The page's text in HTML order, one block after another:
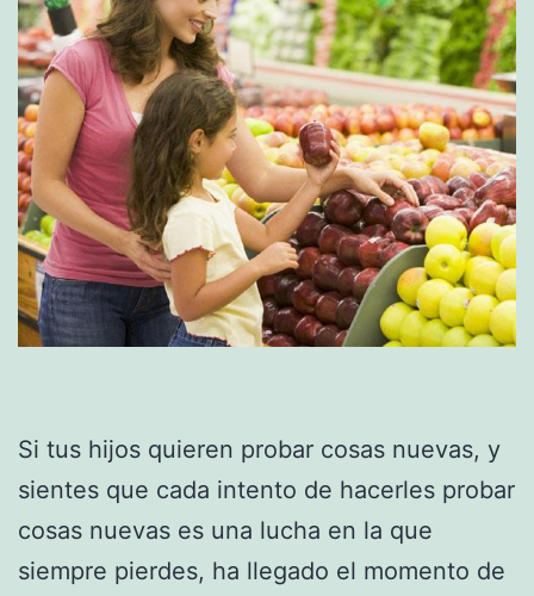
Si tus hijos quieren probar cosas nuevas, y
sientes que cada intento de hacerles probar
cosas nuevas es una lucha en la que
siempre pierdes, ha llegado el momento de